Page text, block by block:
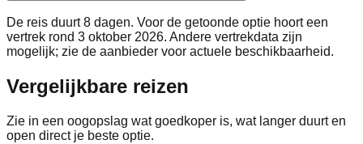
De reis duurt 8 dagen. Voor de getoonde optie hoort een
vertrek rond 3 oktober 2026. Andere vertrekdata zijn
mogelijk; zie de aanbieder voor actuele beschikbaarheid.
Vergelijkbare reizen
Zie in een oogopslag wat goedkoper is, wat langer duurt en
open direct je beste optie.